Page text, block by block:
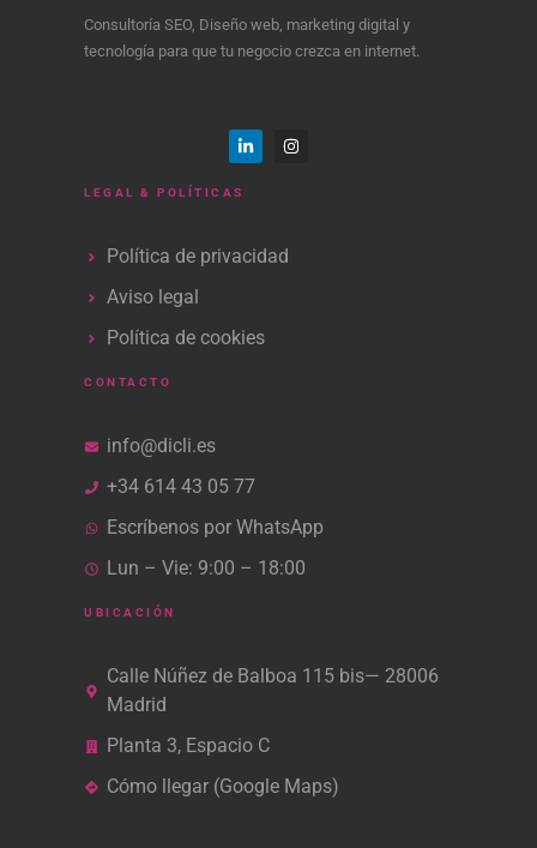
Consultoría SEO, Diseño web, marketing digital y
tecnología para que tu negocio crezca en internet.
LEGAL & POLÍTICAS
Política de privacidad
Aviso legal
Política de cookies
CONTACTO
info@dicli.es
+34 614 43 05 77
Escríbenos por WhatsApp
Lun – Vie: 9:00 – 18:00
UBICACIÓN
Calle Núñez de Balboa 115 bis— 28006
Madrid
Planta 3, Espacio C
Cómo llegar (Google Maps)